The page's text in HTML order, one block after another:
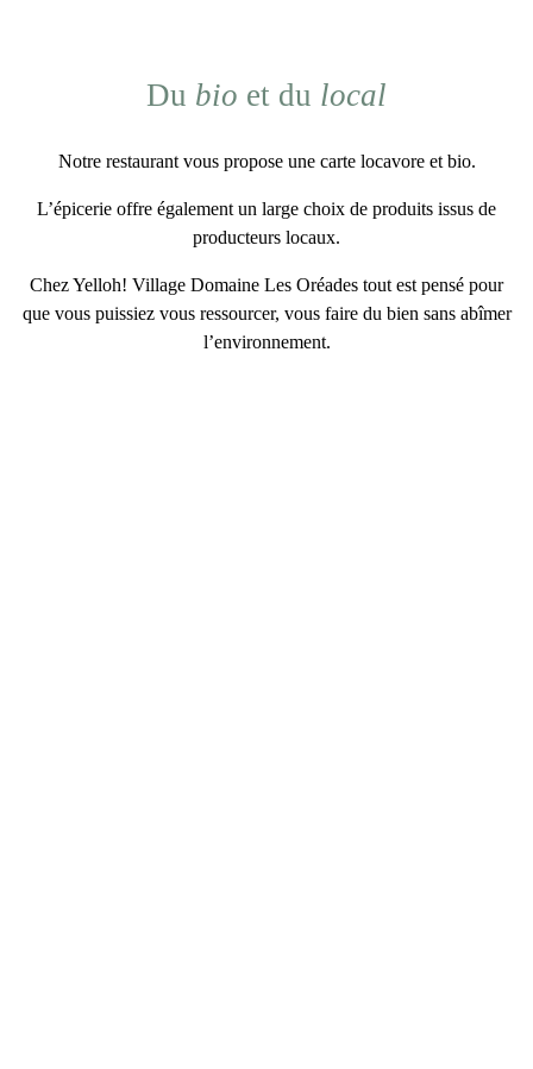
Du bio et du local
Notre restaurant vous propose une carte locavore et bio.
L’épicerie offre également un large choix de produits issus de
producteurs locaux.
Chez Yelloh! Village Domaine Les Oréades tout est pensé pour
que vous puissiez vous ressourcer, vous faire du bien sans abîmer
l’environnement.